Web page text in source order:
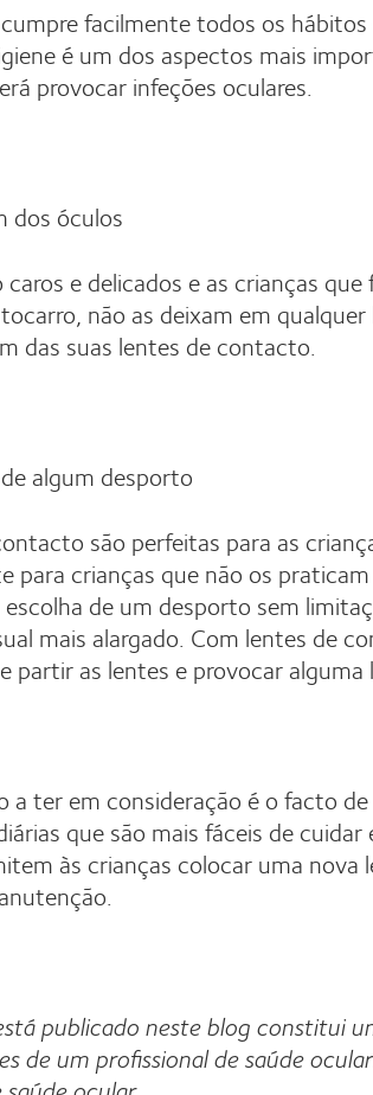
facilmente todos os
é um dos aspectos mais
provocar infeções oculares.
dos óculos
caros e delicados e as crianças
não as deixam em
das suas lentes de contacto.
algum desporto
são perfeitas para as
para crianças que não os
de um desporto sem
mais alargado. Com lentes de
partir as lentes e provocar alguma
a ter em consideração é o facto
que são mais fáceis de
às crianças colocar uma
publicado neste blog constitui
de um profissional de saúde